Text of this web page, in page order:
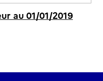
au 01/01/2019